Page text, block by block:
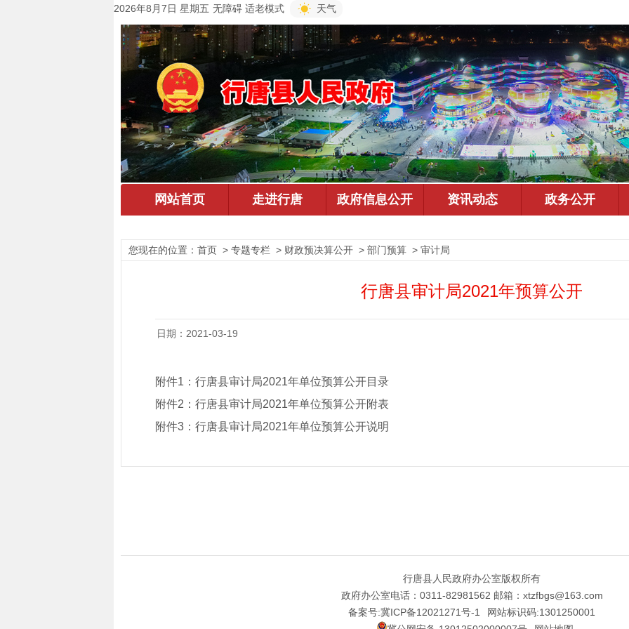
2026年8月7日 星期五 无障碍 适老模式 天气
您现在的位置： 首页 > 专题专栏 > 财政预决算公开 > 部门预算 > 审计局
行唐县审计局2021年预算公开
日期：2021-03-19
附件1： 行唐县审计局2021年单位预算公开目录
附件2： 行唐县审计局2021年单位预算公开附表
附件3： 行唐县审计局2021年单位预算公开说明